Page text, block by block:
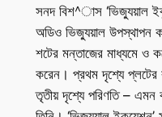
সনদ বিশ^াস ‘ভিজ্যুয়াল
অডিও ভিজ্যুয়াল উপস্থাপন
শটের মন্তাজের মাধ্যমে ও
করেন। প্রথম দৃশ্যে প্লটের
তৃতীয় দৃশ্যে পরিণতি – এমন